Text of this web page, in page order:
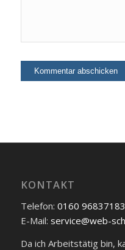
KONTAKT
Telefon: 0160 96837183
E-Mail: service@web-
Da ich Arbeitstätig bin,